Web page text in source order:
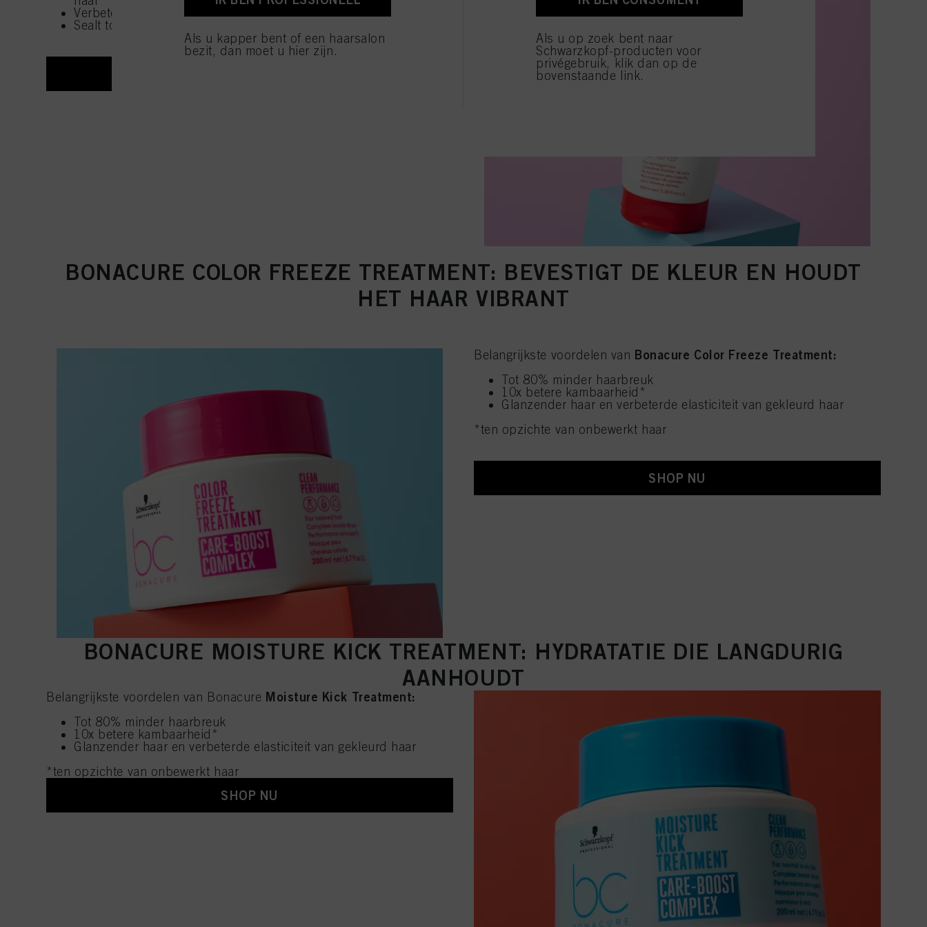
Verbetert kambaarheid en ontwarring
Sealt tot 90% van de gespleten haarpunten
BONACURE COLOR FREEZE TREATMENT: BEVESTIGT DE KLEUR EN HOUDT
HET HAAR VIBRANT
Belangrijkste voordelen van Bonacure Color Freeze Treatment:
Tot 80% minder haarbreuk
10x betere kambaarheid*
Glanzender haar en verbeterde elasticiteit van gekleurd haar
*ten opzichte van onbewerkt haar
SHOP NU
BONACURE MOISTURE KICK TREATMENT: HYDRATATIE DIE LANGDURIG
AANHOUDT
Belangrijkste voordelen van Bonacure Moisture Kick Treatment:
Tot 80% minder haarbreuk
10x betere kambaarheid*
Glanzender haar en verbeterde elasticiteit van gekleurd haar
*ten opzichte van onbewerkt haar
SHOP NU
Als u kapper bent of een haarsalon
bezit, dan moet u hier zijn.
Als u op zoek bent naar
Schwarzkopf-producten voor
privégebruik, klik dan op de
bovenstaande link.
alleen cookies gebruikt die technisch noodzakelijk zijn om u deze website aan te kunnen bieden..